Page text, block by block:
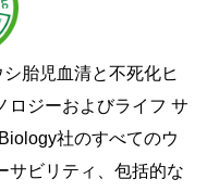
胎児血清と不死化ヒ
ロジーおよびライフ サ
社のすべてのウ
サビリティ、包括的な